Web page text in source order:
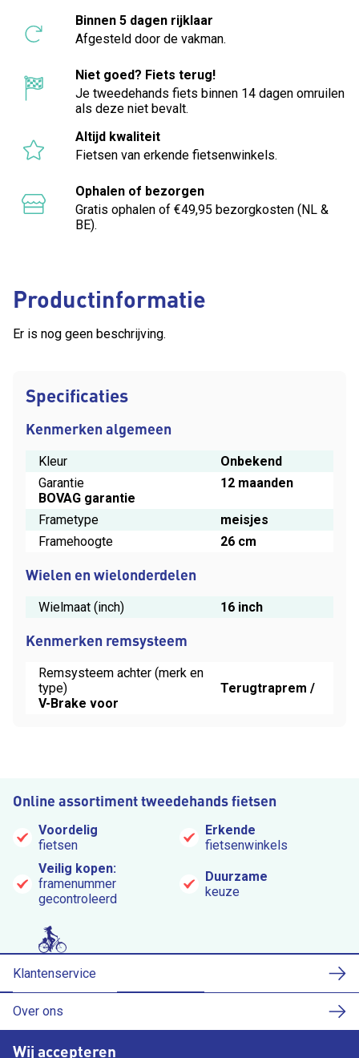
Productinformatie
Er is nog geen beschrijving.
Specificaties
Kenmerken algemeen
Kleur
Onbekend
Garantie
12 maanden
BOVAG garantie
Frametype
meisjes
Framehoogte
26 cm
Wielen en wielonderdelen
Wielmaat (inch) 16 inch
Kenmerken remsysteem
Remsysteem achter (merk en
type)
Terugtraprem /
V-Brake voor
Binnen 5 dagen rijklaar
Afgesteld door de vakman.
Niet goed? Fiets terug!
Je tweedehands fiets binnen 14 dagen omruilen
als deze niet bevalt.
Altijd kwaliteit
Fietsen van erkende fietsenwinkels.
Ophalen of bezorgen
Gratis ophalen of €49,95 bezorgkosten (NL &
BE).
Online assortiment tweedehands fietsen
Voordelig
fietsen
Erkende
fietsenwinkels
Veilig kopen:
framenummer
gecontroleerd
Duurzame
keuze
Klantenservice
Over ons
Wij accepteren